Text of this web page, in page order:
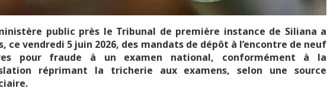
public près le Tribunal de première instance de Siliana a
ce vendredi 5 juin 2026, des mandats de dépôt à l’encontre de neuf
pour fraude à un examen national, conformément à la
réprimant la tricherie aux examens, selon une source